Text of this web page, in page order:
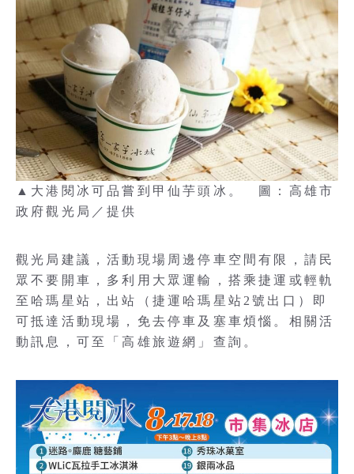
▲大港閱冰可品嘗到甲仙芋頭冰。 圖：高雄市
政府觀光局／提供
觀光局建議，活動現場周邊停車空間有限，請民
眾不要開車，多利用大眾運輸，搭乘捷運或輕軌
至哈瑪星站，出站（捷運哈瑪星站2號出口）即
可抵達活動現場，免去停車及塞車煩惱。相關活
動訊息，可至「高雄旅遊網」查詢。